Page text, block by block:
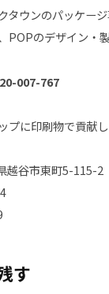
タウンのパッケー
POPのデザイン・
007-767
プに印刷物で貢献
越谷市東町5-115-2
す